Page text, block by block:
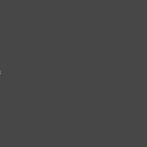
Testex
et le fonctionnement